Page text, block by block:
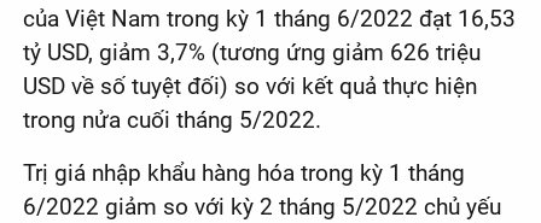
của Việt Nam trong kỳ 1 tháng 6/2022 đạt 16,53
tỷ USD, giảm 3,7% (tương ứng giảm 626 triệu
USD về số tuyệt đối) so với kết quả thực hiện
trong nửa cuối tháng 5/2022.
Trị giá nhập khẩu hàng hóa trong kỳ 1 tháng
6/2022 giảm so với kỳ 2 tháng 5/2022 chủ yếu